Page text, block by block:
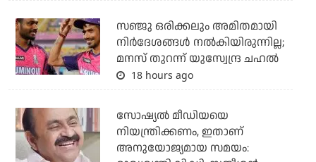
സഞ്ജു ഒരിക്കലും അമിതമായി
നിര്‍ദേശങ്ങള്‍ നല്‍കിയിരുന്നില്ല;
മനസ് തുറന്ന് യുസ്വേന്ദ്ര ചഹല്‍
18 hours ago
സോഷ്യല്‍ മീഡിയയെ
നിയന്ത്രിക്കണം, ഇതാണ്
അനുയോജ്യമായ സമയം: